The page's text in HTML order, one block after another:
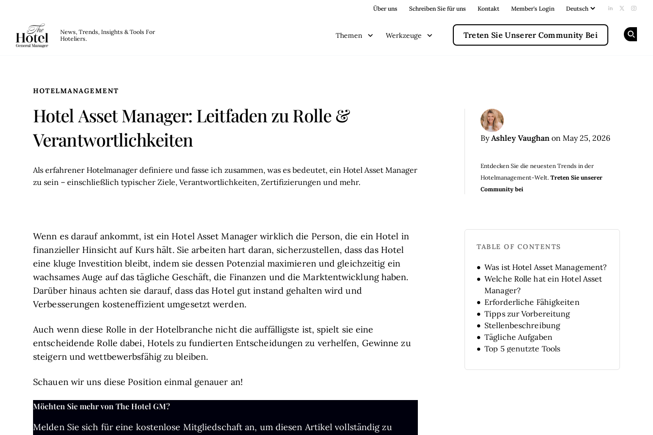
Über uns Schreiben Sie für uns Kontakt Member's Login Add us on
Follow
News, Trends, Insights & Tools For
Hoteliers.
Themen Werkzeuge Treten Sie Unserer Community Bei
HOTELMANAGEMENT
Hotel Asset Manager: Leitfaden zu Rolle &
Verantwortlichkeiten
ByAshley Vaughanon May 25, 2026
Entdecken Sie die neuesten Trends in der
Hotelmanagement-Welt. Treten Sie unserer
Community bei
Als erfahrener Hotelmanager definiere und fasse ich zusammen, was es bedeutet, ein Hotel Asset Manager
zu sein – einschließlich typischer Ziele, Verantwortlichkeiten, Zertifizierungen und mehr.
Wenn es darauf ankommt, ist ein Hotel Asset Manager wirklich die Person, die ein Hotel in
finanzieller Hinsicht auf Kurs hält. Sie arbeiten hart daran, sicherzustellen, dass das Hotel
eine kluge Investition bleibt, indem sie dessen Potenzial maximieren und gleichzeitig ein
wachsames Auge auf das tägliche Geschäft, die Finanzen und die Marktentwicklung haben.
Darüber hinaus achten sie darauf, dass das Hotel gut instand gehalten wird und
Verbesserungen kosteneffizient umgesetzt werden.
Auch wenn diese Rolle in der Hotelbranche nicht die auffälligste ist, spielt sie eine
entscheidende Rolle dabei, Hotels zu fundierten Entscheidungen zu verhelfen, Gewinne zu
steigern und wettbewerbsfähig zu bleiben.
Schauen wir uns diese Position einmal genauer an!
Möchten Sie mehr von The Hotel GM?
Melden Sie sich für eine kostenlose Mitgliedschaft an, um diesen Artikel vollständig zu
TABLE OF CONTENTS
Was ist Hotel Asset Management?
Welche Rolle hat ein Hotel Asset
Manager?
Erforderliche Fähigkeiten
Tipps zur Vorbereitung
Stellenbeschreibung
Tägliche Aufgaben
Top 5 genutzte Tools